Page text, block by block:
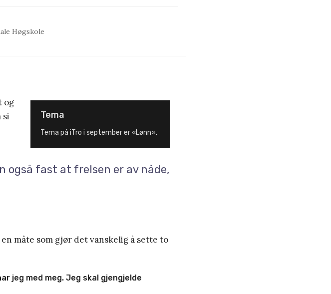
Høgskole
Tema
Tema på iTro i september er «Lønn».
og
si
også fast at frelsen er av nåde,
måte som gjør det vanskelig å sette to
jeg med meg. Jeg skal gjengjelde